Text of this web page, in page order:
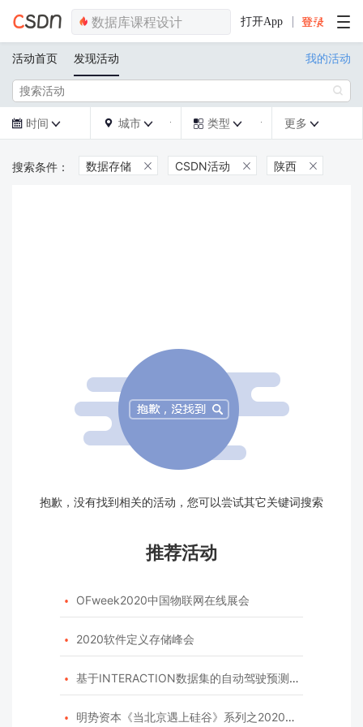
打开App
活动首页 发现活动 我的活动

 时间   城市   类型  更多 
数据存储  CSDN活动  陕西 
抱歉，没有找到相关的活动，您可以尝试其它关键词搜索
推荐活动
 OFweek2020中国物联网在线展会
 2020软件定义存储峰会
 基于INTERACTION数据集的自动驾驶预测模型挑战赛
 明势资本《当北京遇上硅谷》系列之2020年度开源峰会